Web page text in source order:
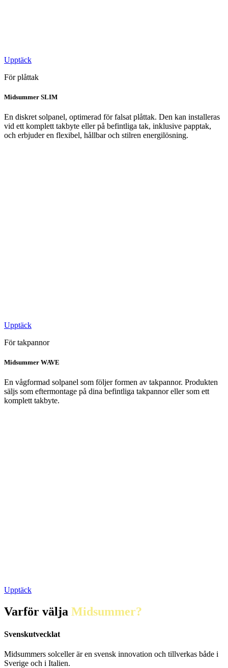
Upptäck
För plåttak
Midsummer SLIM
En diskret solpanel, optimerad för falsat plåttak. Den kan installeras
vid ett komplett takbyte eller på befintliga tak, inklusive papptak,
och erbjuder en flexibel, hållbar och stilren energilösning.
Upptäck
För takpannor
Midsummer WAVE
En vågformad solpanel som följer formen av takpannor. Produkten
säljs som eftermontage på dina befintliga takpannor eller som ett
komplett takbyte.
Upptäck
Varför välja Midsummer?
Svenskutvecklat
Midsummers solceller är en svensk innovation och tillverkas både i
Sverige och i Italien.